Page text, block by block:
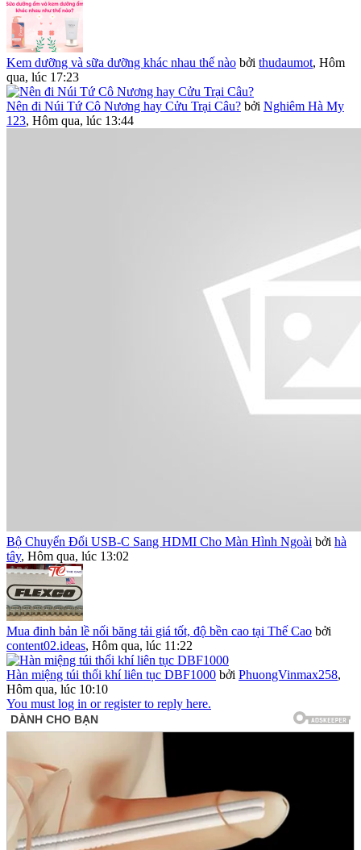
Kem dưỡng và sữa dưỡng khác nhau thế nào bởi thudaumot, Hôm
qua, lúc 17:23
Nên đi Núi Tứ Cô Nương hay Cửu Trại Câu? bởi Nghiêm Hà My
123, Hôm qua, lúc 13:44
Bộ Chuyển Đổi USB-C Sang HDMI Cho Màn Hình Ngoài bởi hà
tây, Hôm qua, lúc 13:02
Mua đinh bản lề nối băng tải giá tốt, độ bền cao tại Thế Cao bởi
content02.ideas, Hôm qua, lúc 11:22
Hàn miệng túi thổi khí liên tục DBF1000 bởi PhuongVinmax258,
Hôm qua, lúc 10:10
You must log in or register to reply here.